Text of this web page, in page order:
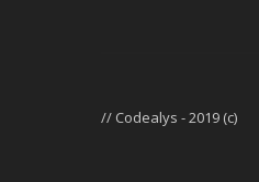
// Codealys - 2019 (c)